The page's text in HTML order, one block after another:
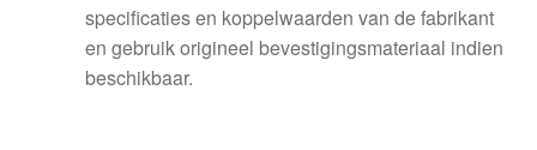
specificaties en koppelwaarden van de fabrikant
en gebruik origineel bevestigingsmateriaal indien
beschikbaar.